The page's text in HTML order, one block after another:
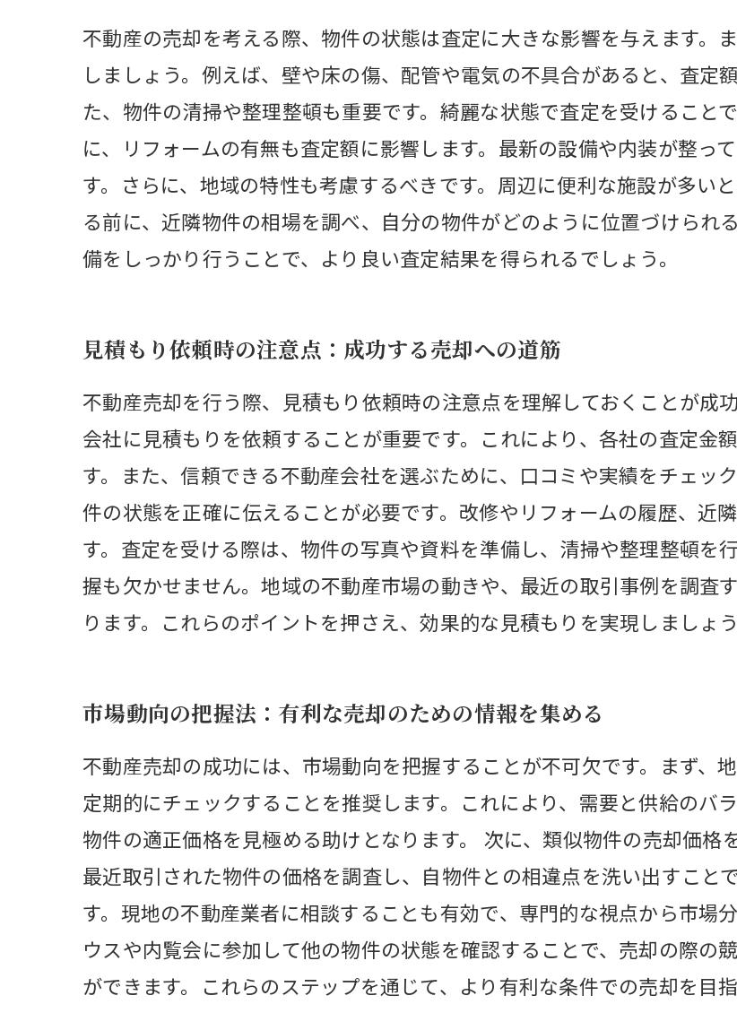
不動産の売却を考える際、物件の状態は査定に大きな影響を与えます。
しましょう。例えば、壁や床の傷、配管や電気の不具合があると、査定
た、物件の清掃や整理整頓も重要です。綺麗な状態で査定を受けること
に、リフォームの有無も査定額に影響します。最新の設備や内装が整っ
す。さらに、地域の特性も考慮するべきです。周辺に便利な施設が多い
る前に、近隣物件の相場を調べ、自分の物件がどのように位置づけられ
備をしっかり行うことで、より良い査定結果を得られるでしょう。
見積もり依頼時の注意点：成功する売却への道筋
不動産売却を行う際、見積もり依頼時の注意点を理解しておくことが成
会社に見積もりを依頼することが重要です。これにより、各社の査定金
す。また、信頼できる不動産会社を選ぶために、口コミや実績をチェッ
件の状態を正確に伝えることが必要です。改修やリフォームの履歴、近
す。査定を受ける際は、物件の写真や資料を準備し、清掃や整理整頓を
握も欠かせません。地域の不動産市場の動きや、最近の取引事例を調査
ります。これらのポイントを押さえ、効果的な見積もりを実現しましょう
市場動向の把握法：有利な売却のための情報を集める
不動産売却の成功には、市場動向を把握することが不可欠です。まず、
定期的にチェックすることを推奨します。これにより、需要と供給のバ
物件の適正価格を見極める助けとなります。 次に、類似物件の売却価格
最近取引された物件の価格を調査し、自物件との相違点を洗い出すこと
す。現地の不動産業者に相談することも有効で、専門的な視点から市場
ウスや内覧会に参加して他の物件の状態を確認することで、売却の際の
ができます。これらのステップを通じて、より有利な条件での売却を目指